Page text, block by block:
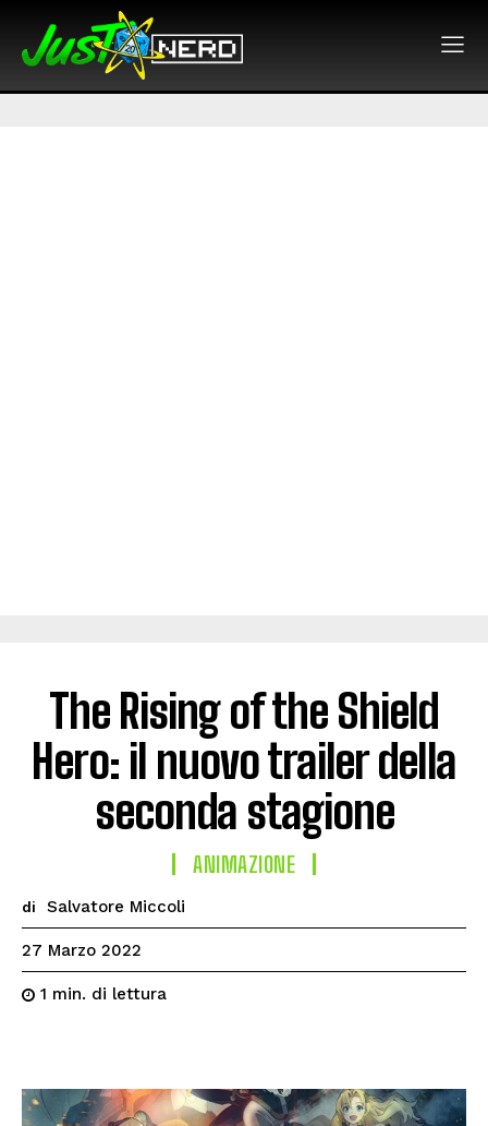
The Rising of the Shield
Hero: il nuovo trailer della
seconda stagione
ANIMAZIONE
di Salvatore Miccoli
27 Marzo 2022
1 min. di lettura